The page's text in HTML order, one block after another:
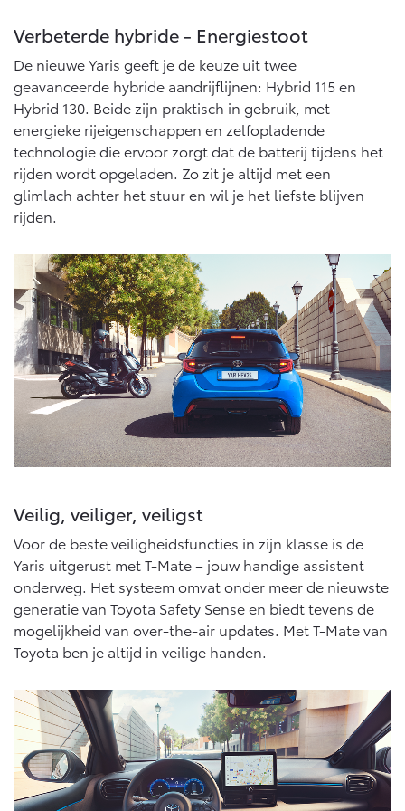
Proace (excl. BTW)
OOK ALS BATTERIJ-
ELEKTRISCH
Vanaf € 37.500,-
Proace Verso
BATTERIJ-ELEKTRISCH
Vanaf € 55.950,-
Proace Max (excl. BTW)
OOK ALS BATTERIJ-
ELEKTRISCH
Vanaf € 46.301,-
OOK ALS BATTERIJ-
ELEKTRISCH
Vanaf € 56.570,-
Vanaf € 89.986,-
Verbeterde hybride - Energiestoot
De nieuwe Yaris geeft je de keuze uit twee
geavanceerde hybride aandrijflijnen: Hybrid 115 en
Hybrid 130. Beide zijn praktisch in gebruik, met
energieke rijeigenschappen en zelfopladende
technologie die ervoor zorgt dat de batterij tijdens het
rijden wordt opgeladen. Zo zit je altijd met een
glimlach achter het stuur en wil je het liefste blijven
rijden.
Veilig, veiliger, veiligst
Voor de beste veiligheidsfuncties in zijn klasse is de
Yaris uitgerust met T-Mate – jouw handige assistent
onderweg. Het systeem omvat onder meer de nieuwste
generatie van Toyota Safety Sense en biedt tevens de
mogelijkheid van over-the-air updates. Met T-Mate van
Toyota ben je altijd in veilige handen.